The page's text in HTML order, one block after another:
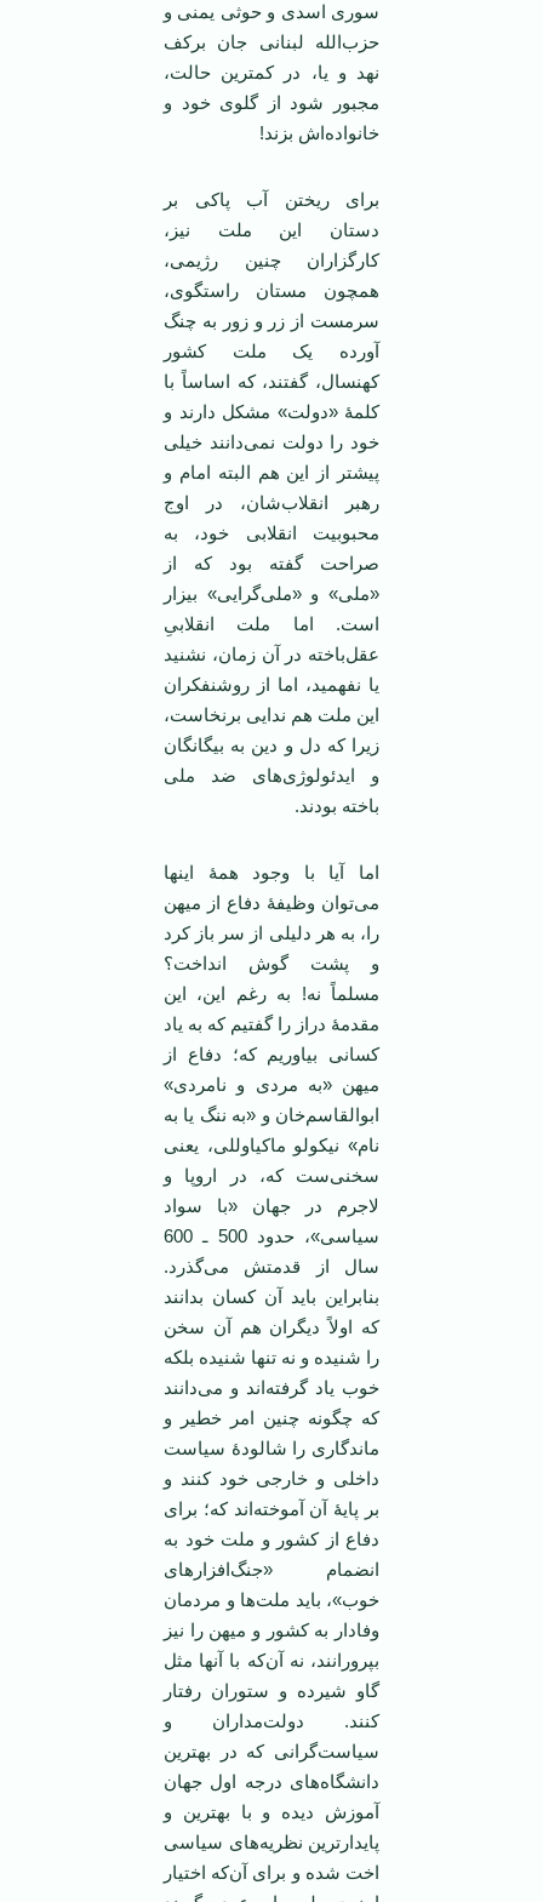
سوری اسدی و حوثی یمنی و
حزب‌الله لبنانی جان برکف
نهد و یا، در کمترین حالت،
مجبور شود از گلوی خود و
خانواده‌اش بزند!
برای ریختن آب پاکی بر
دستان این ملت نیز،
کارگزاران چنین رژیمی،
همچون مستان راستگوی،
سرمست از زر و زور به چنگ
آورده یک ملت کشور
کهنسال، گفتند، که اساساً با
کلمۀ «دولت» مشکل دارند و
خود را دولت نمی‌دانند خیلی
پیشتر از این هم البته امام و
رهبر انقلاب‌شان، در اوج
محبوبیت انقلابی خود، به
صراحت گفته بود که از
«ملی» و «ملی‌گرایی» بیزار
است. اما ملت انقلابیِ
عقل‌باخته در آن زمان، نشنید
یا نفهمید، اما از روشنفکران
این ملت هم ندایی برنخاست،
زیرا که دل و دین به بیگانگان
و ایدئولوژی‌های ضد ملی
باخته بودند.
اما آیا با وجود همۀ اینها
می‌توان وظیفۀ دفاع از میهن
را، به هر دلیلی از سر باز کرد
و پشت گوش انداخت؟
مسلماً نه! به رغم این، این
مقدمۀ دراز را گفتیم که به یاد
کسانی بیاوریم که؛ دفاع از
میهن «به مردی و نامردی»
ابوالقاسم‌خان و «به ننگ یا به
نام» نیکولو ماکیاوللی، یعنی
سخنی‌ست که، در اروپا و
لاجرم در جهان «با سواد
سیاسی»، حدود 500 ـ 600
سال از قدمتش می‌گذرد.
بنابراین باید آن کسان بدانند
که اولاً دیگران هم آن سخن
را شنیده‌ و نه تنها شنیده بلکه
خوب یاد گرفته‌اند و می‌دانند
که چگونه چنین امر خطیر و
ماندگاری را شالودۀ سیاست
داخلی و خارجی خود کنند و
بر پایۀ آن آموخته‌اند که؛ برای
دفاع از کشور و ملت خود به
انضمام «جنگ‌افزارهای
خوب»، باید ملت‌ها و مردمان
وفادار به کشور و میهن را نیز
بپرورانند، نه آن‌که با آنها مثل
گاو شیرده و ستوران رفتار
کنند. دولت‌مداران و
سیاست‌گرانی که در بهترین
دانشگاه‌های درجه اول جهان
آموزش دیده و با بهترین و
پایدارترین نظریه‌های سیاسی
اخت شده و برای آن‌که اختیار